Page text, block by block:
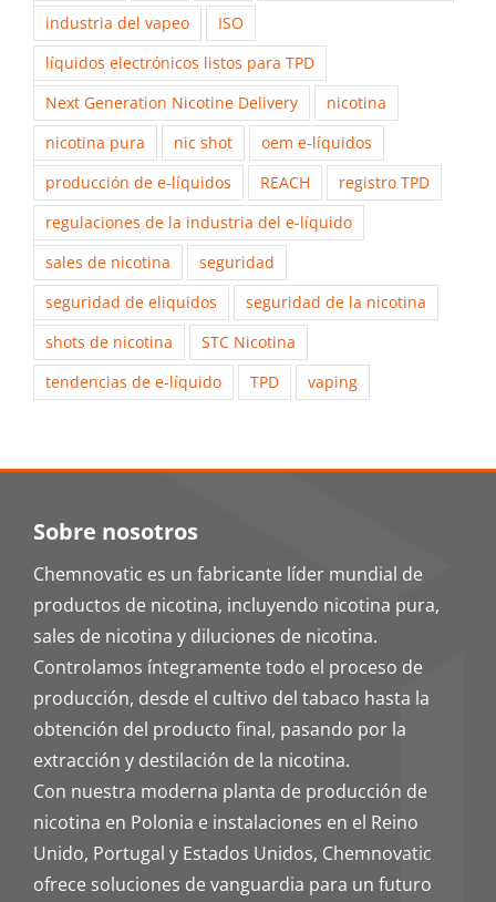
industria del vapeo
ISO
líquidos electrónicos listos para TPD
Next Generation Nicotine Delivery
nicotina
nicotina pura
nic shot
oem e-líquidos
producción de e-líquidos
REACH
registro TPD
regulaciones de la industria del e-líquido
sales de nicotina
seguridad
seguridad de eliquidos
seguridad de la nicotina
shots de nicotina
STC Nicotina
tendencias de e-líquido
TPD vaping
Sobre nosotros
Chemnovatic es un fabricante líder mundial de
productos de nicotina, incluyendo nicotina pura,
sales de nicotina y diluciones de nicotina.
Controlamos íntegramente todo el proceso de
producción, desde el cultivo del tabaco hasta la
obtención del producto final, pasando por la
extracción y destilación de la nicotina.
Con nuestra moderna planta de producción de
nicotina en Polonia e instalaciones en el Reino
Unido, Portugal y Estados Unidos, Chemnovatic
ofrece soluciones de vanguardia para un futuro